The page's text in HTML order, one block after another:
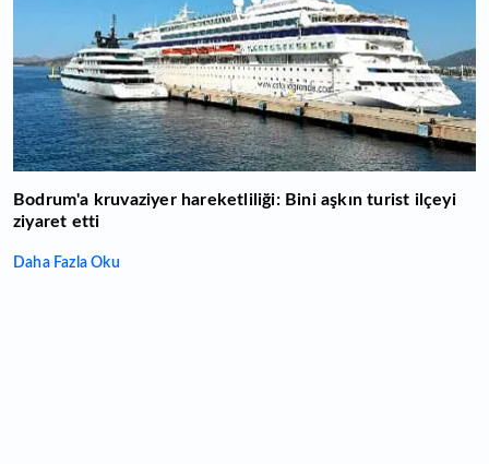
Bodrum'a kruvaziyer hareketliliği: Bini aşkın turist ilçeyi
ziyaret etti
Daha Fazla Oku